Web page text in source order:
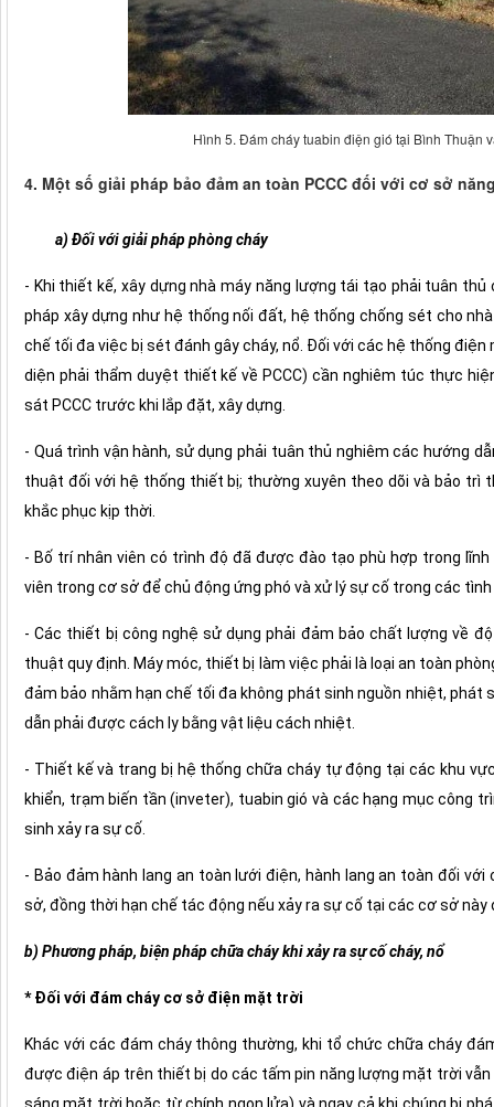
Hình 5. Đám cháy tuabin điện gió tại Bình Thuận
4. Một số giải pháp bảo đảm an toàn PCCC đối với cơ sở
a) Đối với giải pháp phòng cháy
- Khi thiết kế, xây dựng nhà máy năng lượng tái tạo phải tuân
pháp xây dựng như hệ thống nối đất, hệ thống chống sét cho
chế tối đa việc bị sét đánh gây cháy, nổ. Đối với các hệ thống
diện phải thẩm duyệt thiết kế về PCCC) cần nghiêm túc thực
sát PCCC trước khi lắp đặt, xây dựng.
- Quá trình vận hành, sử dụng phải tuân thủ nghiêm các hướng
thuật đối với hệ thống thiết bị; thường xuyên theo dõi và bảo trì
khắc phục kịp thời.
- Bố trí nhân viên có trình độ đã được đào tạo phù hợp trong
viên trong cơ sở để chủ động ứng phó và xử lý sự cố trong các tình
- Các thiết bị công nghệ sử dụng phải đảm bảo chất lượng về
thuật quy định. Máy móc, thiết bị làm việc phải là loại an toàn
đảm bảo nhằm hạn chế tối đa không phát sinh nguồn nhiệt,
dẫn phải được cách ly bằng vật liệu cách nhiệt.
- Thiết kế và trang bị hệ thống chữa cháy tự động tại các khu
khiển, trạm biến tần (inveter), tuabin gió và các hạng mục công
sinh xảy ra sự cố.
- Bảo đảm hành lang an toàn lưới điện, hành lang an toàn đối
sở, đồng thời hạn chế tác động nếu xảy ra sự cố tại các cơ sở này
b) Phương pháp, biện pháp chữa cháy khi xảy ra sự cố cháy, nổ
* Đối với đám cháy cơ sở điện mặt trời
Khác với các đám cháy thông thường, khi tổ chức chữa cháy
được điện áp trên thiết bị do các tấm pin năng lượng mặt trời